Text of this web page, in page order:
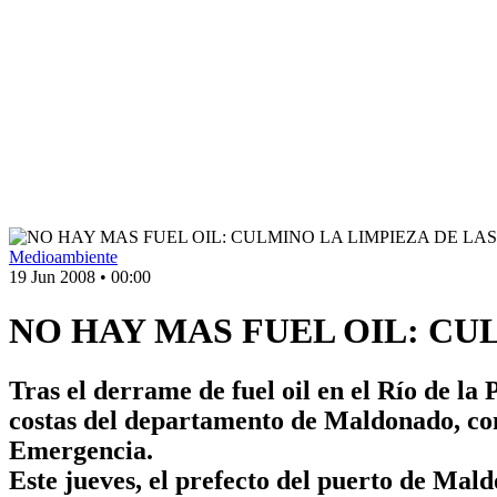
Medioambiente
19 Jun 2008 • 00:00
NO HAY MAS FUEL OIL:
Tras el derrame de fuel oil en el Río de la
costas del departamento de Maldonado,
Emergencia.
Este jueves, el prefecto del puerto de